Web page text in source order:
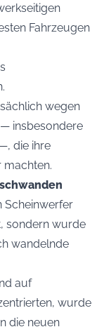
Fahrzeugen
wegen
insbesondere
die ihre
Scheinwerfer
sondern wurde
wandelnde
auf
wurde
die neuen